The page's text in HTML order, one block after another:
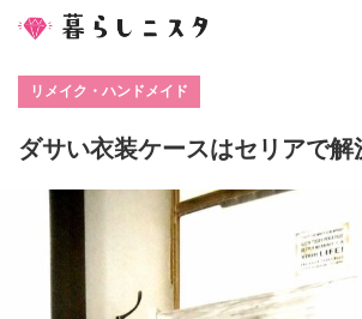
リメイク・ハンドメイド
ダサい衣装ケースはセリアで解